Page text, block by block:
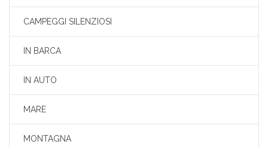
CAMPEGGI SILENZIOSI
IN BARCA
IN AUTO
MARE
MONTAGNA